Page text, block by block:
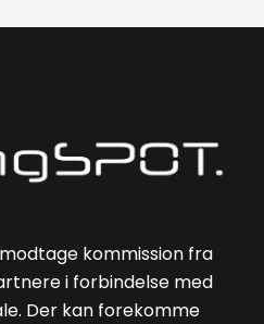
kommission fra
i forbindelse med
Der kan forekomme